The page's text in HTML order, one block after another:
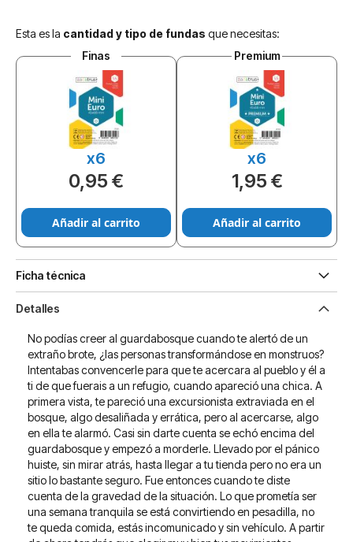
Esta es la cantidad y tipo de fundas que necesitas:
Finas
x6
0,95 €
Añadir al carrito
Premium
x6
1,95 €
Añadir al carrito
Ficha técnica
Detalles
No podías creer al guardabosque cuando te alertó de un
extraño brote, ¿las personas transformándose en monstruos?
Intentabas convencerle para que te acercara al pueblo y él a
ti de que fuerais a un refugio, cuando apareció una chica. A
primera vista, te pareció una excursionista extraviada en el
bosque, algo desaliñada y errática, pero al acercarse, algo
en ella te alarmó. Casi sin darte cuenta se echó encima del
guardabosque y empezó a morderle. Llevado por el pánico
huiste, sin mirar atrás, hasta llegar a tu tienda pero no era un
sitio lo bastante seguro. Fue entonces cuando te diste
cuenta de la gravedad de la situación. Lo que prometía ser
una semana tranquila se está convirtiendo en pesadilla, no
te queda comida, estás incomunicado y sin vehículo. A partir